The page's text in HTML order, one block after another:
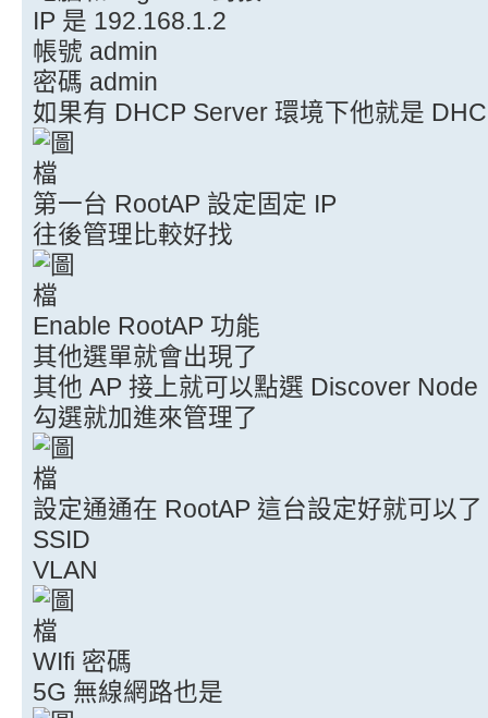
IP 是 192.168.1.2
帳號 admin
密碼 admin
如果有 DHCP Server 環境下他就是
第一台 RootAP 設定固定 IP
往後管理比較好找
Enable RootAP 功能
其他選單就會出現了
其他 AP 接上就可以點選 Discover Node
勾選就加進來管理了
設定通通在 RootAP 這台設定好就可以了
SSID
VLAN
WIfi 密碼
5G 無線網路也是